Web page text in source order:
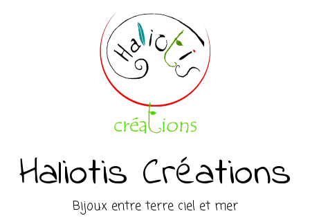
Haliotis Créations
Bijoux entre terre ciel et mer